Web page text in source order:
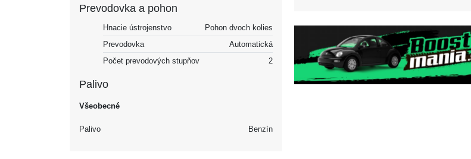
Prevodovka a pohon
Hnacie ústrojenstvo
Pohon dvoch kolies
Prevodovka
Automatická
Počet prevodových stupňov
2
Palivo
Všeobecné
Palivo Benzín